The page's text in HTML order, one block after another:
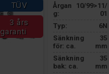
TÜV
3 års
garanti
Årgan
g:
10/99>11/
01
Typ:
6N
Sänkning
för: ca.
35
mm
Sänkning
bak: ca.
35
mm